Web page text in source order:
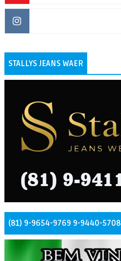
STALLYS JEANS WAER
(81) 9-9654-9769 9-9440-5708